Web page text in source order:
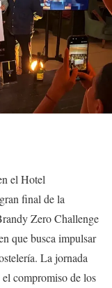
el Hotel
final de la
Zero Challenge
que busca impulsar
La jornada
compromiso de los